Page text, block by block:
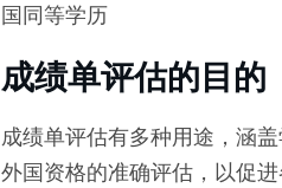
国同等学历
成绩单评估的目的
成绩单评估有多种用途，涵
外国资格的准确评估，以促进